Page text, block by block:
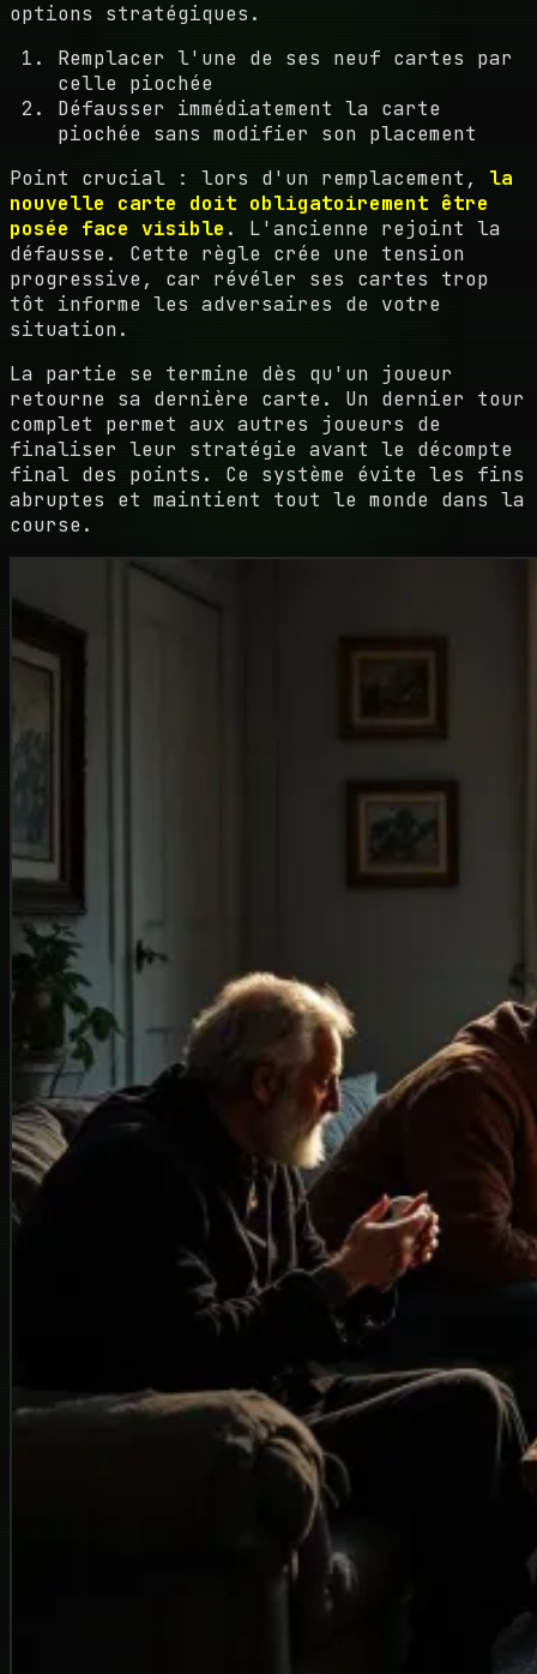
options stratégiques.
Remplacer l'une de ses neuf cartes par
celle piochée
Défausser immédiatement la carte
piochée sans modifier son placement
Point crucial : lors d'un remplacement, la
nouvelle carte doit obligatoirement être
posée face visible . L'ancienne rejoint la
défausse. Cette règle crée une tension
progressive, car révéler ses cartes trop
tôt informe les adversaires de votre
situation.
La partie se termine dès qu'un joueur
retourne sa dernière carte. Un dernier tour
complet permet aux autres joueurs de
finaliser leur stratégie avant le décompte
final des points. Ce système évite les fins
abruptes et maintient tout le monde dans la
course.